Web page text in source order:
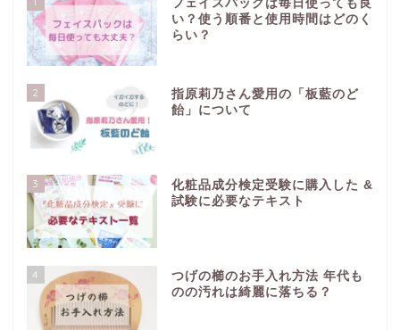
フェイスパックは毎日使っても良
い？使う順番と使用時間はどのく
らい？
2
指原莉乃さん愛用の「板藍のど
飴」について
3
化粧品成分検定受験に購入した &
試験に必要なテキスト
4
つげの櫛のお手入れ方法 年代も
のの汚れは綺麗に落ちる？